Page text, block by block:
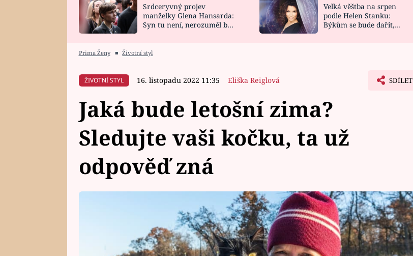
HOROSKOP NA
CELEBRITY
VAŘENÍ
NOVINKY
VIDEORECEPTY
Srdceryvný projev
manželky Glena Hansarda:
Syn tu není, nerozuměl by
Velká věštba na srpen
podle Helen Stanku:
Býkům se bude dařit,
Prima Ženy ■ Životní styl
ŽIVOTNÍ STYL 16. listopadu 2022 11:35 Eliška Reiglová SDÍLET
Jaká bude letošní zima?
Sledujte vaši kočku, ta už
odpověď zná